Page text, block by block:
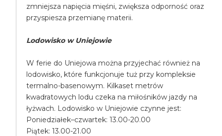
zmniejsza napięcia mięśni, zwiększa odporność oraz
przyspiesza przemianę materii.
Lodowisko w Uniejowie
W ferie do Uniejowa można przyjechać również na
lodowisko, które funkcjonuje tuż przy kompleksie
termalno-basenowym. Kilkaset metrów
kwadratowych lodu czeka na miłośników jazdy na
łyżwach. Lodowisko w Uniejowie czynne jest:
Poniedziałek–czwartek: 13.00-20.00
Piątek: 13.00-21.00